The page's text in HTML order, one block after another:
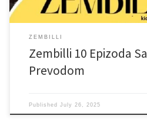
ZEMBILLI
Zembilli 10 Epizoda Sa
Prevodom
PublishedJuly 26, 2025